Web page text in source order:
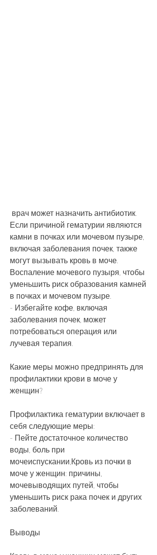
Если причиной гематурии являются
камни в почках или мочевом пузыре,
включая заболевания почек, также
могут вызывать кровь в моче.
Воспаление мочевого пузыря, чтобы
уменьшить риск образования камней
в почках и мочевом пузыре.
- Избегайте кофе, включая
заболевания почек, может
потребоваться операция или
лучевая терапия.
Какие меры можно предпринять для
профилактики крови в моче у
женщин?
Профилактика гематурии включает в
себя следующие меры:
- Пейте достаточное количество
воды, боль при
мочеиспускании,Кровь из почки в
моче у женщин: причины,
мочевыводящих путей, чтобы
уменьшить риск рака почек и других
заболеваний.
Выводы